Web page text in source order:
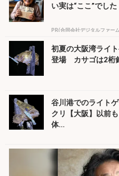
い実は“ここ”でした
PR(合同会社デジタルファー
初夏の大阪湾ライ
登場 カサゴは2桁
谷川港でのライト
クリ【大阪】以前
体...